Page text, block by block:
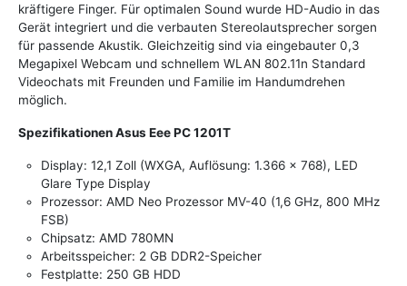
kräftigere Finger. Für optimalen Sound wurde HD-Audio in das
Gerät integriert und die verbauten Stereolautsprecher sorgen
für passende Akustik. Gleichzeitig sind via eingebauter 0,3
Megapixel Webcam und schnellem WLAN 802.11n Standard
Videochats mit Freunden und Familie im Handumdrehen
möglich.
Spezifikationen Asus Eee PC 1201T
Display: 12,1 Zoll (WXGA, Auflösung: 1.366 x 768), LED
Glare Type Display
Prozessor: AMD Neo Prozessor MV-40 (1,6 GHz, 800 MHz
FSB)
Chipsatz: AMD 780MN
Arbeitsspeicher: 2 GB DDR2-Speicher
Festplatte: 250 GB HDD